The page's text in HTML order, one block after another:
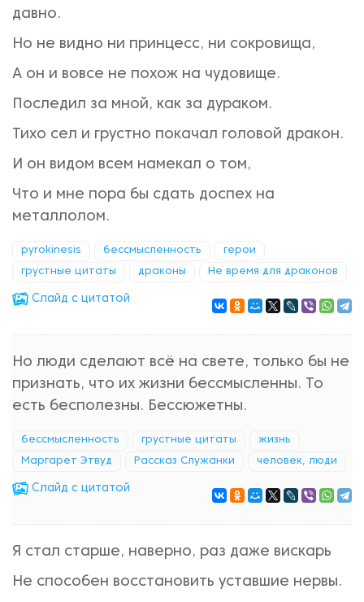
давно.
Но не видно ни принцесс, ни сокровища,
А он и вовсе не похож на чудовище.
Последил за мной, как за дураком.
Тихо сел и грустно покачал головой дракон.
И он видом всем намекал о том,
Что и мне пора бы сдать доспех на
металлолом.
pyrokinesis бессмысленность герои
грустные цитаты драконы Не время для драконов
Cлайд с цитатой
Но люди сделают всё на свете, только бы не
признать, что их жизни бессмысленны. То
есть бесполезны. Бессюжетны.
бессмысленность грустные цитаты жизнь
Маргарет Этвуд Рассказ Служанки человек, люди
Cлайд с цитатой
Я стал старше, наверно, раз даже вискарь
Не способен восстановить уставшие нервы.